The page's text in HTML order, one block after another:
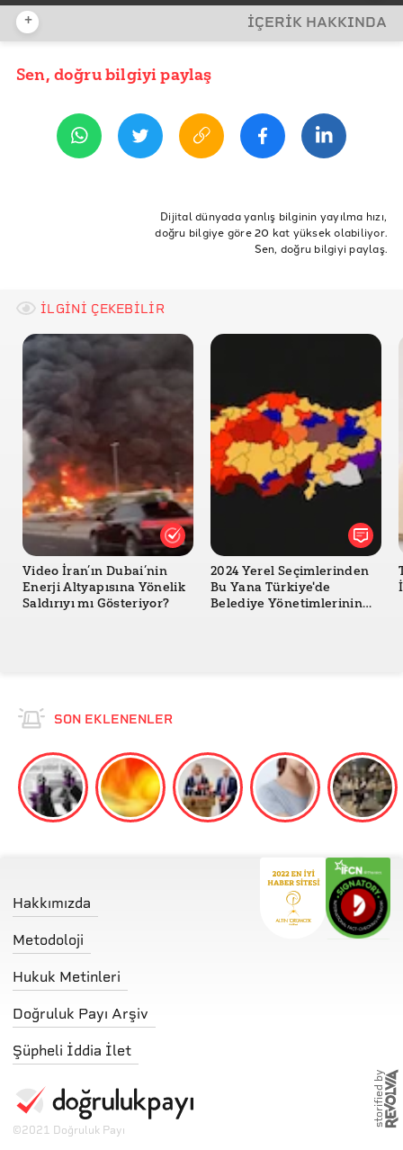
İDDİA KAYNAĞI
REFERANSLAR
Millî Savunma Bakanlığı Twitter
+ İÇERİK HAKKINDA
YAYIN TARİHİ
tıbbi malzeme
tıbbi malzeme yardımı
öğrencilerinden
sıvı sabun
Sen, doğru bilgiyi paylaş
Dijital dünyada yanlış bilginin yayılma hızı,
doğru bilgiye göre 20 kat yüksek olabiliyor.
Sen, doğru bilgiyi paylaş.
İLGİNİ ÇEKEBİLİR
Video İran’ın Dubai’nin
Enerji Altyapısına Yönelik
Saldırıyı mı Gösteriyor?
2024 Yerel Seçimlerinden
Bu Yana Türkiye'de
Belediye Yönetimlerinin
SON EKLENENLER
Hakkımızda
Metodoloji
Hukuk Metinleri
Doğruluk Payı Arşiv
Şüpheli İddia İlet
©2021 Doğruluk Payı
storified by